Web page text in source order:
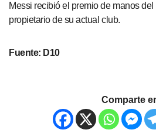
Messi recibió el premio de manos
propietario de su actual club.
Fuente: D10
Comparte